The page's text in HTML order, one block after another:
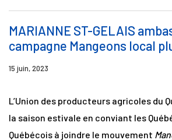
MARIANNE ST-GELAIS
campagne Mangeons local
15 juin, 2023
L’Union des producteurs agricoles du
la saison estivale en conviant les
Québécois à joindre le mouvement